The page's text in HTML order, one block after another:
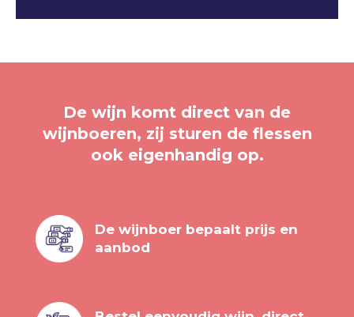
De wijn komt direct van de
wijnboeren, zij sturen de flessen
ook eigenhandig op.
De wijnboer bepaalt prijs en
aanbod